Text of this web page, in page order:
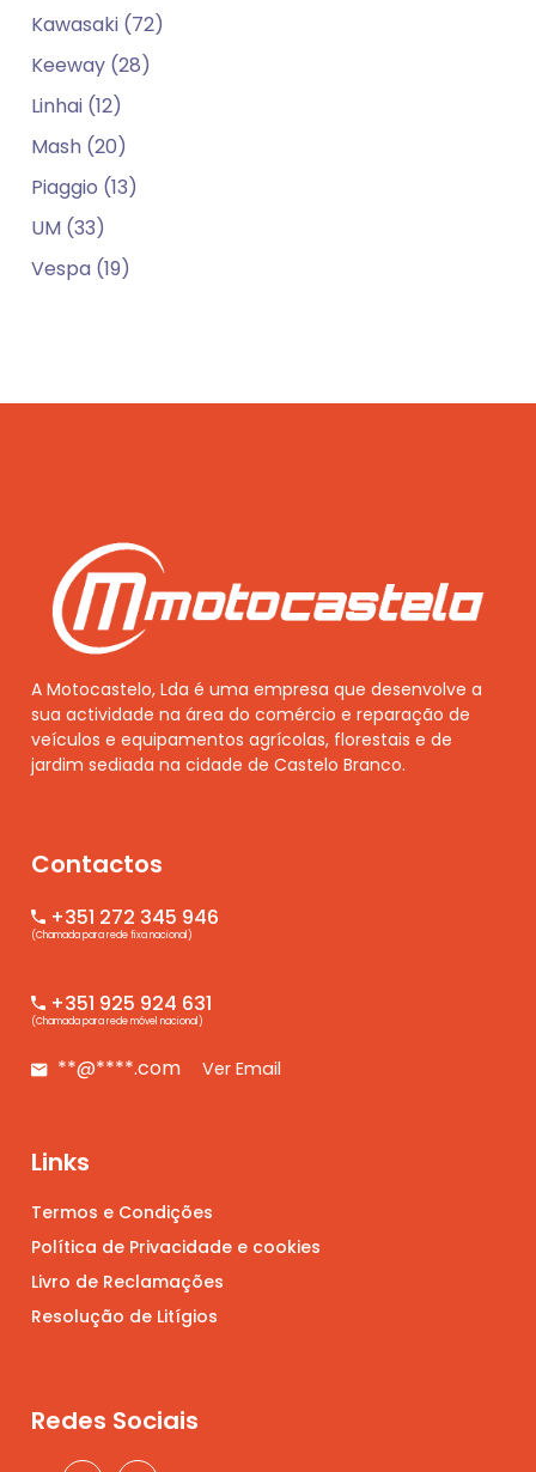
Kawasaki (72)
Keeway (28)
Linhai (12)
Mash (20)
Piaggio (13)
UM (33)
Vespa (19)
A Motocastelo, Lda é uma empresa que desenvolve a
sua actividade na área do comércio e reparação de
veículos e equipamentos agrícolas, florestais e de
jardim sediada na cidade de Castelo Branco.
Contactos
+351 272 345 946
(Chamada para rede fixa nacional)
+351 925 924 631
(Chamada para rede móvel nacional)
**@****.com Ver Email
Links
Termos e Condições
Política de Privacidade e cookies
Livro de Reclamações
Resolução de Litígios
Redes Sociais